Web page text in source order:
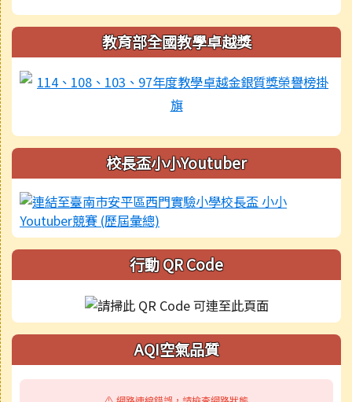
教育部全國教學卓越獎
校長盃小小Youtuber
行動 QR Code
AQI空氣品質